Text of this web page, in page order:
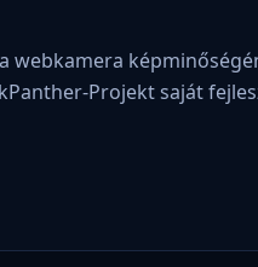
webkamera
Projekt saját